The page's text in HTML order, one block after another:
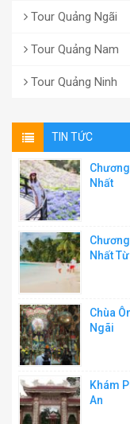
Tour Quảng Ngãi
Tour Quảng Nam
Tour Quảng Ninh
TIN TỨC
Nhất
Nhất
Chùa
Ngãi
Khám
An